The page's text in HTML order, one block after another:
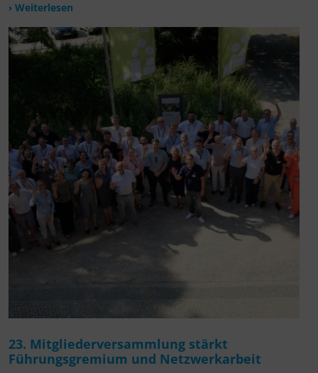
› Weiterlesen
23. Mitgliederversammlung stärkt
Führungsgremium und Netzwerkarbeit